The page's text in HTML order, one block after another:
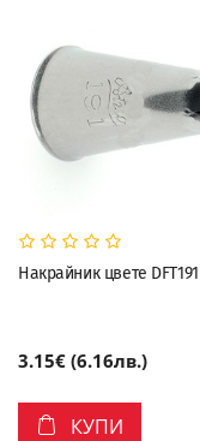
Накрайник цвете DFT191
3.15€ (6.16лв.)
КУПИ